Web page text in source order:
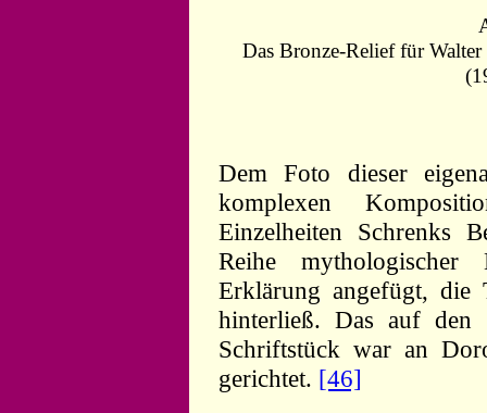
Das Bronze-Relief für
Dem Foto dieser
komplexen
Einzelheiten Schrenks
Reihe
Erklärung angefügt, die
hinterließ. Das auf den
Schriftstück war an
gerichtet. [46]